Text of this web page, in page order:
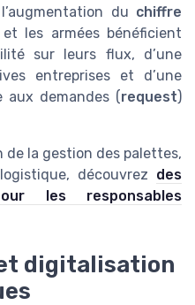
du chiffre
les armées bénéficient
sur leurs flux, d’une
entreprises et d’une
aux demandes (request)
la gestion des palettes,
découvrez des
les responsables
digitalisation